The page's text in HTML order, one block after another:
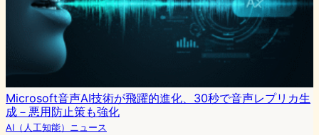
Microsoft音声AI技術が飛躍的進化、30秒で音声レプリカ生
成－悪用防止策も強化
AI（人工知能）ニュース